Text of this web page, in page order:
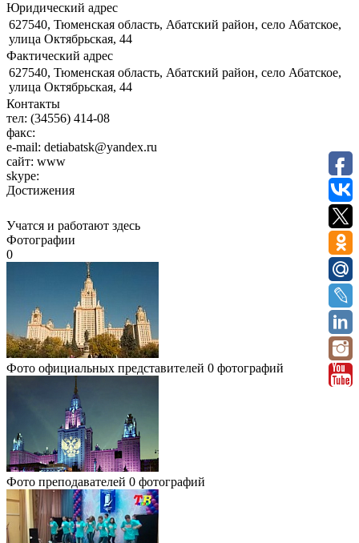
Юридический адрес
627540, Тюменская область, Абатский район, село Абатское,
улица Октябрьская, 44
Фактический адрес
627540, Тюменская область, Абатский район, село Абатское,
улица Октябрьская, 44
Контакты
тел: (34556) 414-08
факс:
e-mail: detiabatsk@yandex.ru
сайт: www
skype:
Достижения
Учатся и работают здесь
Фотографии
0
Фото официальных представителей 0 фотографий
Фото преподавателей 0 фотографий